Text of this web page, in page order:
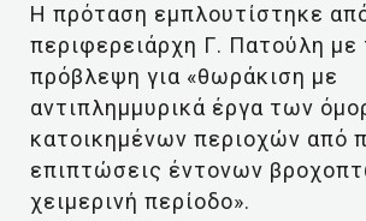
Η πρόταση εμπλουτίστηκε
περιφερειάρχη Γ. Πατούλη με
πρόβλεψη για «θωράκιση με
αντιπλημμυρικά έργα των
κατοικημένων περιοχών από
επιπτώσεις έντονων
χειμερινή περίοδο».